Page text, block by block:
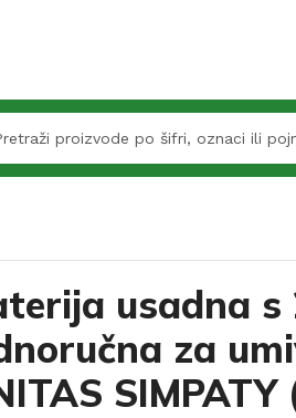
usadna s
za
SIMPATY